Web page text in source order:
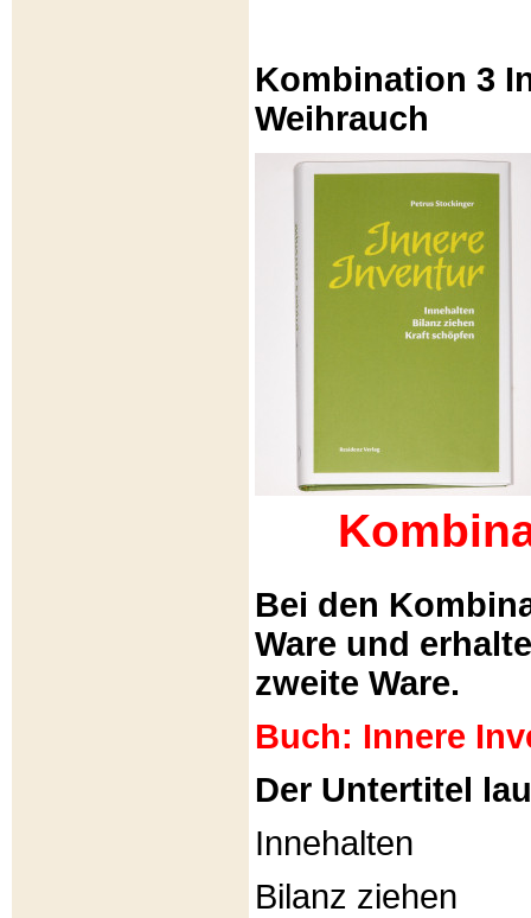
Kombination 3
Weihrauch
Bei den
Ware und
zweite Ware.
Buch: Innere
Der Untertitel
Innehalten
Bilanz ziehen